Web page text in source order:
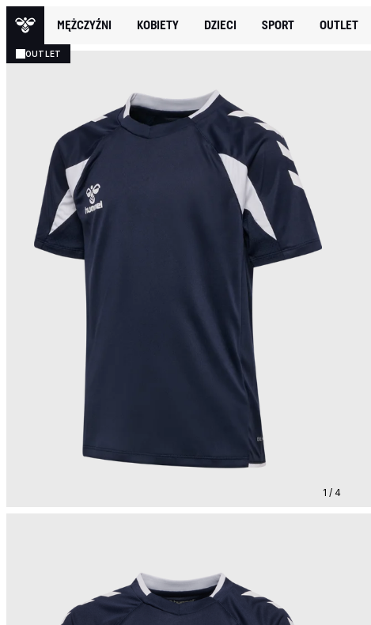
MĘŻCZYŹNI KOBIETY DZIECI SPORT OUTLET
OUTLET
1 / 4